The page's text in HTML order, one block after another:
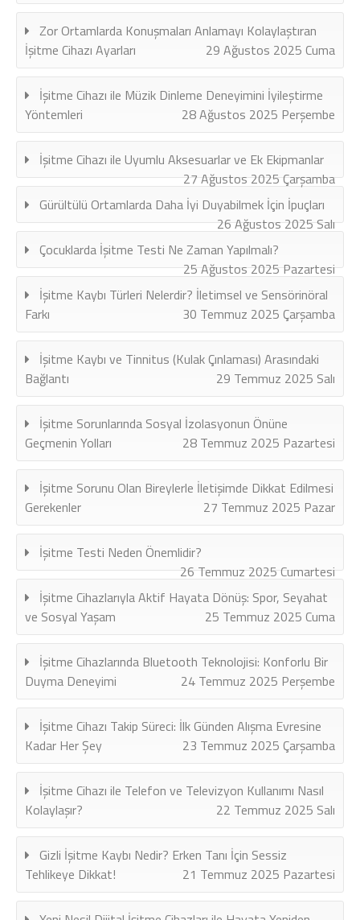
Zor Ortamlarda Konuşmaları Anlamayı Kolaylaştıran
İşitme Cihazı Ayarları
29 Ağustos 2025 Cuma
İşitme Cihazı ile Müzik Dinleme Deneyimini İyileştirme
Yöntemleri
28 Ağustos 2025 Perşembe
İşitme Cihazı ile Uyumlu Aksesuarlar ve Ek Ekipmanlar
27 Ağustos 2025 Çarşamba
Gürültülü Ortamlarda Daha İyi Duyabilmek İçin İpuçları
26 Ağustos 2025 Salı
Çocuklarda İşitme Testi Ne Zaman Yapılmalı?
25 Ağustos 2025 Pazartesi
İşitme Kaybı Türleri Nelerdir? İletimsel ve Sensörinöral
Farkı
30 Temmuz 2025 Çarşamba
İşitme Kaybı ve Tinnitus (Kulak Çınlaması) Arasındaki
Bağlantı
29 Temmuz 2025 Salı
İşitme Sorunlarında Sosyal İzolasyonun Önüne
Geçmenin Yolları
28 Temmuz 2025 Pazartesi
İşitme Sorunu Olan Bireylerle İletişimde Dikkat Edilmesi
Gerekenler
27 Temmuz 2025 Pazar
İşitme Testi Neden Önemlidir?
26 Temmuz 2025 Cumartesi
İşitme Cihazlarıyla Aktif Hayata Dönüş: Spor, Seyahat
ve Sosyal Yaşam
25 Temmuz 2025 Cuma
İşitme Cihazlarında Bluetooth Teknolojisi: Konforlu Bir
Duyma Deneyimi
24 Temmuz 2025 Perşembe
İşitme Cihazı Takip Süreci: İlk Günden Alışma Evresine
Kadar Her Şey
23 Temmuz 2025 Çarşamba
İşitme Cihazı ile Telefon ve Televizyon Kullanımı Nasıl
Kolaylaşır?
22 Temmuz 2025 Salı
Gizli İşitme Kaybı Nedir? Erken Tanı İçin Sessiz
Tehlikeye Dikkat!
21 Temmuz 2025 Pazartesi